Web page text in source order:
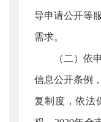
导申请公开等
需求。
（二）依申
信息公开条例
复制度，依法